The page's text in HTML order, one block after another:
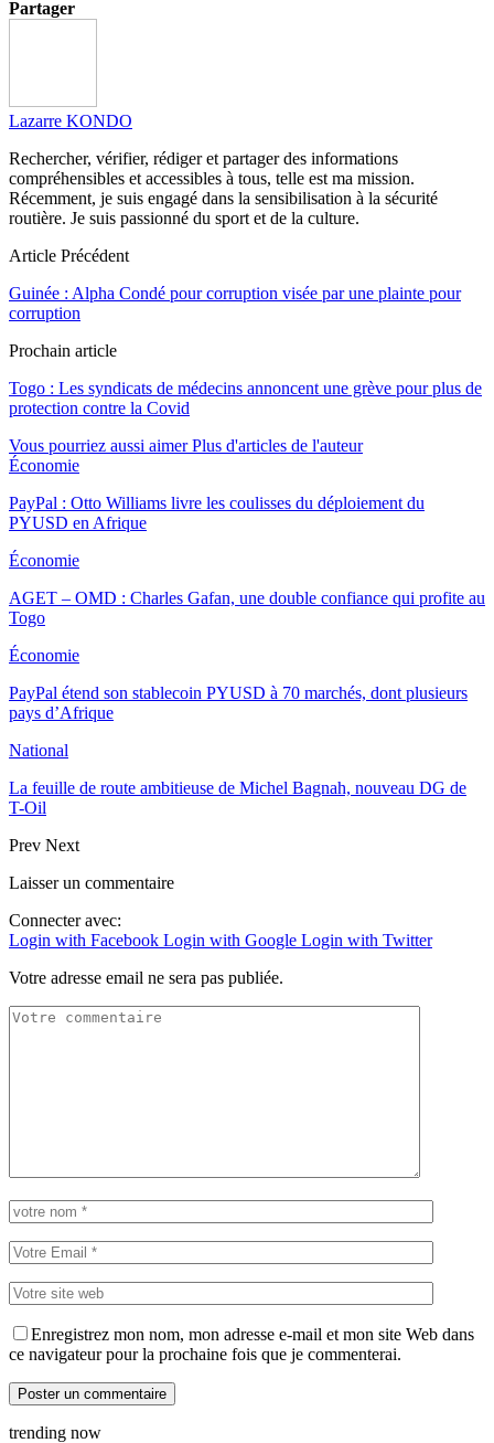
Partager
Lazarre KONDO
Rechercher, vérifier, rédiger et partager des informations
compréhensibles et accessibles à tous, telle est ma mission.
Récemment, je suis engagé dans la sensibilisation à la sécurité
routière. Je suis passionné du sport et de la culture.
Article Précédent
Guinée : Alpha Condé pour corruption visée par une plainte pour
corruption
Prochain article
Togo : Les syndicats de médecins annoncent une grève pour plus de
protection contre la Covid
Vous pourriez aussi aimer Plus d'articles de l'auteur
Économie
PayPal : Otto Williams livre les coulisses du déploiement du
PYUSD en Afrique
Économie
AGET – OMD : Charles Gafan, une double confiance qui profite au
Togo
Économie
PayPal étend son stablecoin PYUSD à 70 marchés, dont plusieurs
pays d’Afrique
National
La feuille de route ambitieuse de Michel Bagnah, nouveau DG de
T-Oil
Prev Next
Laisser un commentaire
Connecter avec:
Login with Facebook Login with Google Login with Twitter
Votre adresse email ne sera pas publiée.
Enregistrez mon nom, mon adresse e-mail et mon site Web dans
ce navigateur pour la prochaine fois que je commenterai.
trending now